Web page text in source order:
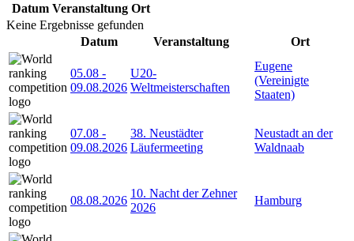
Datum Veranstaltung Ort
Keine Ergebnisse gefunden
Datum
Veranstaltung Ort
05.08 -
09.08.2026
U20-
Weltmeisterschaften
Eugene
(Vereinigte
Staaten)
07.08 -
09.08.2026
38. Neustädter
Läufermeeting
Neustadt an der
Waldnaab
08.08.2026
10. Nacht der Zehner
2026
Hamburg